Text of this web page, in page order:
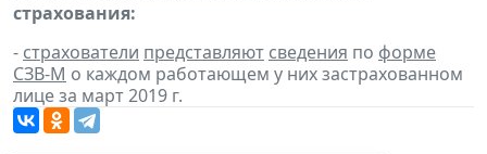
страхования:
- страхователи представляют сведения по форме
СЗВ-М о каждом работающем у них застрахованном
лице за март 2019 г.